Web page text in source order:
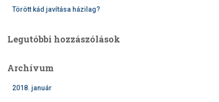
Törött kád javítása házilag?
Legutóbbi hozzászólások
Archívum
2018. január